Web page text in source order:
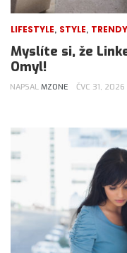
LIFESTYLE, STYLE, TRENDY
Myslíte si, že
Omyl!
NAPSAL MZONE ČVC 31, 2026